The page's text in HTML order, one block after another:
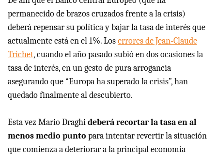
permanecido de brazos cruzados frente a la crisis)
deberá repensar su política y bajar la tasa de interés que
actualmente está en el 1%. Loserrores de Jean-Claude
Trichet, cuando el año pasado subió en dos ocasiones la
tasa de interés, en un gesto de pura arrogancia
asegurando que “Europa ha superado la crisis”, han
quedado finalmente al descubierto.
Esta vez Mario Draghideberá recortar la tasa en al
menos medio punto para intentar revertir la situación
que comienza a deteriorar a la principal economía